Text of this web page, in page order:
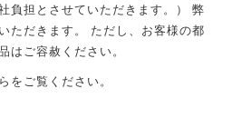
負担とさせていただきます。） 弊
ただきます。 ただし、お客様の都
はご容赦ください。
をご覧ください。